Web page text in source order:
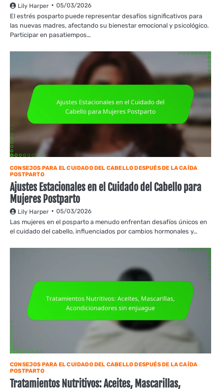
Lily Harper 05/03/2026
El estrés posparto puede representar desafíos significativos para
las nuevas madres, afectando su bienestar emocional y psicológico.
Participar en pasatiempos…
CONSEJOS PARA EL CUIDADO DEL CABELLO DESPUÉS DE LA CAÍDA
POSTPARTO
Ajustes Estacionales en el Cuidado del Cabello para
Mujeres Postparto
Lily Harper 05/03/2026
Las mujeres en el posparto a menudo enfrentan desafíos únicos en
el cuidado del cabello, influenciados por cambios hormonales y…
CONSEJOS PARA EL CUIDADO DEL CABELLO DESPUÉS DE LA CAÍDA
POSTPARTO
Tratamientos Nutritivos: Aceites, Mascarillas,